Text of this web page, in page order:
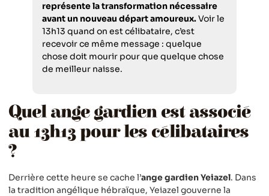
représente la transformation nécessaire
avant un nouveau départ amoureux.Voir le
13h13 quand on est célibataire, c’est
recevoir ce même message : quelque
chose doit mourir pour que quelque chose
de meilleur naisse.
Quel ange gardien est associé
au 13h13 pour les célibataires
?
Derrière cette heure se cache l’ange gardien Yeiazel. Dans
la tradition angélique hébraïque, Yeiazel gouverne la